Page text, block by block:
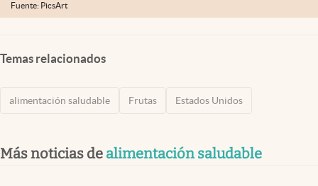
Fuente: PicsArt
Temas relacionados
alimentación saludable Frutas Estados Unidos
Más noticias de alimentación saludable